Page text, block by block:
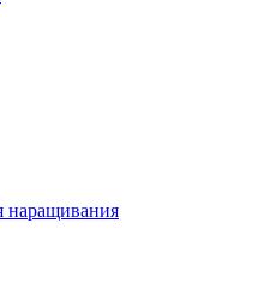
наращивания